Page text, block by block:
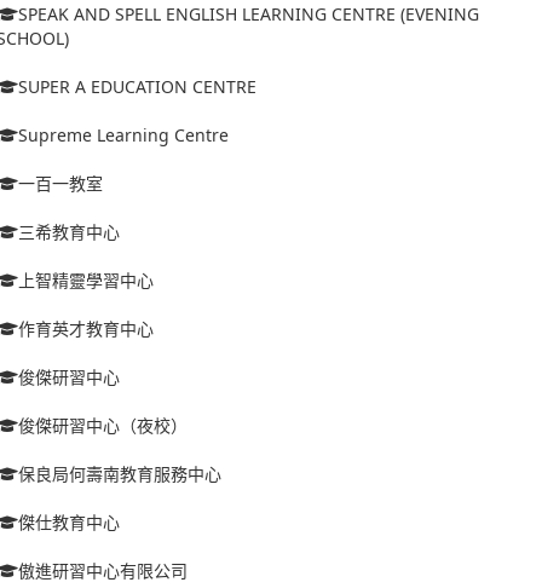
SPEAK AND SPELL ENGLISH LEARNING CENTRE (EVENING
SUPER A EDUCATION CENTRE
Supreme Learning Centre
一百一教室
三希教育中心
上智精靈學習中心
作育英才教育中心
俊傑研習中心
俊傑研習中心（夜校）
保良局何壽南教育服務中心
傑仕教育中心
傲進研習中心有限公司